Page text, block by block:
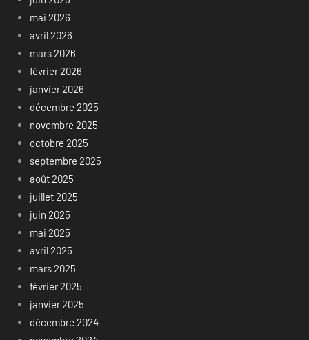
mai 2026
avril 2026
mars 2026
février 2026
janvier 2026
décembre 2025
novembre 2025
octobre 2025
septembre 2025
août 2025
juillet 2025
juin 2025
mai 2025
avril 2025
mars 2025
février 2025
janvier 2025
décembre 2024